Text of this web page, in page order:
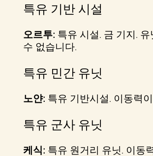
특유 기반 시설
오르투: 특유 시설. 금 기지.
수 없습니다.
특유 민간 유닛
노얀: 특유 기반시설. 이동력
특유 군사 유닛
케식: 특유 원거리 유닛. 이동